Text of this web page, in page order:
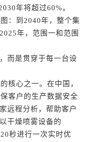
年将超过60%。
：到2040年，整个集
年，范围一和范围
是贯穿于每一台设
心之一。在中国，
客户的生产数据安全
远程分析，帮助客户
干燥喷雾设备的
秒进行一次实时优